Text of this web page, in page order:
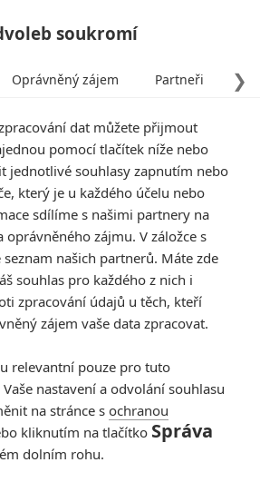
honzavalusek
20
soukromí
❯
Oprávněný zájem Partneři
dat můžete přijmout
pomocí tlačítek níže nebo
jednotlivé souhlasy zapnutím nebo
který je u každého účelu nebo
sdílíme s našimi partnery na
oprávněného zájmu. V záložce s
našich partnerů. Máte zde
souhlas pro každého z nich i
zpracování údajů u těch, kteří
zájem vaše data zpracovat.
relevantní pouze pro tuto
nastavení a odvolání souhlasu
na stránce s ochranou
kliknutím na tlačítko Správa
dolním rohu.